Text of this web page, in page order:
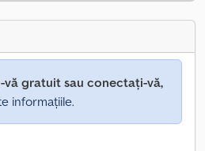
gratuit sau conectați-vă,
informațiile.